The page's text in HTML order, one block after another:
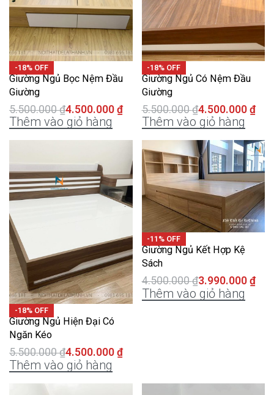
-18% OFF
Giường Ngủ Bọc Nệm Đầu
Giường
5.500.000₫4.500.000 ₫
Thêm vào giỏ hàng
-18% OFF
Giường Ngủ Có Nệm Đầu
Giường
5.500.000₫4.500.000 ₫
Thêm vào giỏ hàng
-18% OFF
Giường Ngủ Hiện Đại Có
Ngăn Kéo
5.500.000₫4.500.000 ₫
Thêm vào giỏ hàng
-11% OFF
Giường Ngủ Kết Hợp Kệ
Sách
4.500.000₫3.990.000 ₫
Thêm vào giỏ hàng